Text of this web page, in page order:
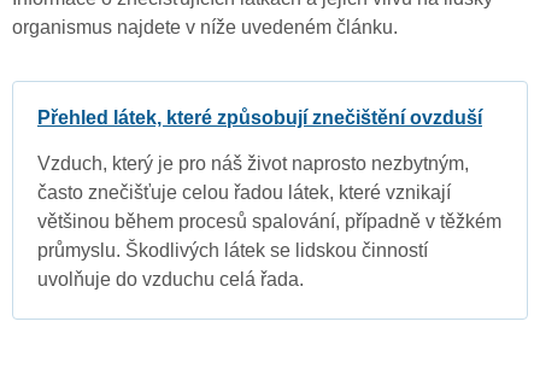
organismus najdete v níže uvedeném článku.
Přehled látek, které způsobují znečištění ovzduší
Vzduch, který je pro náš život naprosto nezbytným,
často znečišťuje celou řadou látek, které vznikají
většinou během procesů spalování, případně v těžkém
průmyslu. Škodlivých látek se lidskou činností
uvolňuje do vzduchu celá řada.